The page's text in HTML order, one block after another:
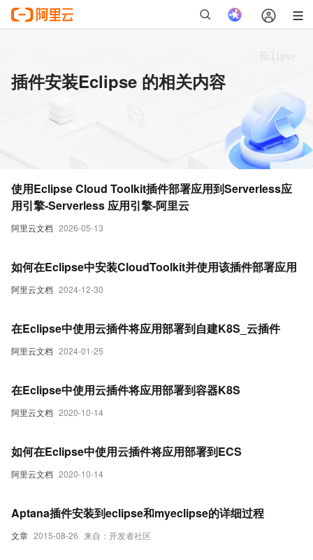
插件安装Eclipse 的相关内容
阿里云文档 2026-05-13
使用Eclipse Cloud Toolkit插件部署应用到Serverless应
用引擎-Serverless 应用引擎-阿里云
阿里云文档 2024-12-30
如何在Eclipse中安装CloudToolkit并使用该插件部署应用
阿里云文档 2024-01-25
在Eclipse中使用云插件将应用部署到自建K8S_云插件
阿里云文档 2020-10-14
在Eclipse中使用云插件将应用部署到容器K8S
阿里云文档 2020-10-14
如何在Eclipse中使用云插件将应用部署到ECS
文章 2015-08-26 来自：开发者社区
Aptana插件安装到eclipse和myeclipse的详细过程